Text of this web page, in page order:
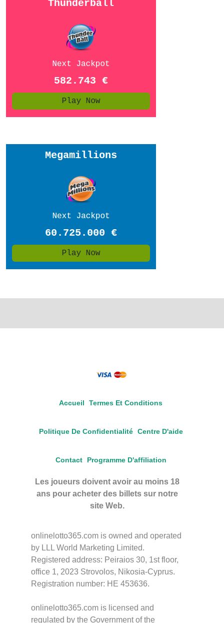
Accueil Termes Et Conditions
Politique De Confidentialité Centre D'aide
Contact Programme D'affiliation
Les joueurs doivent avoir au moins 18
ans pour acheter des billets sur notre
site Web.
onlinelotto365.com is owned and operated
by LLL World Marketing Limited.
Registered address: Peiraios 30, 1st floor,
office 1, 2023 Strovolos, Nikosia-Cyprus.
Registration number: HE 453636.
onlinelotto365.com is licensed and
regulated by the Government of the